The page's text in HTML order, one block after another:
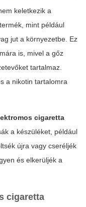
keletkezik a
mint például
jut a környezetbe. Ez
is, mivel a gőz
tartalmaz.
a nikotin tartalomra
cigaretta
a készüléket, például
újra vagy cseréljék
és elkerüljék a
cigaretta